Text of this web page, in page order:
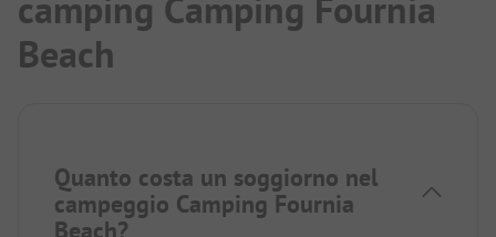
camping Camping Fournia
Beach
Quanto costa un soggiorno nel
campeggio Camping Fournia
Beach?